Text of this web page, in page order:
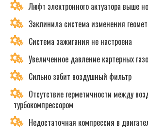
Люфт электронного актуатора выше
Заклинила система изменения
Система зажигания не настроена
Увеличенное давление картерных
Сильно забит воздушный фильтр
Отсутствие герметичности между
турбокомпрессором
Недостаточная компрессия в